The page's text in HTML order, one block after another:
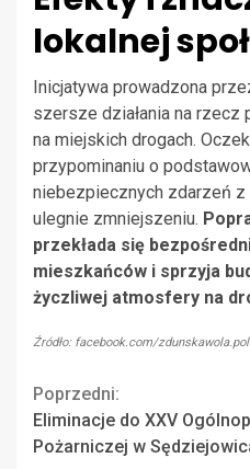
lokalnej
Inicjatywa prowadzona
szersze działania na
na miejskich drogach.
przypominaniu o
niebezpiecznych zdarzeń z
ulegnie zmniejszeniu.
przekłada się
mieszkańców i sprzyja
życzliwej atmosfery na
Źródło: facebook.com/
Continue
Reading
Poprzedni:
Eliminacje do XXV
Pożarniczej w